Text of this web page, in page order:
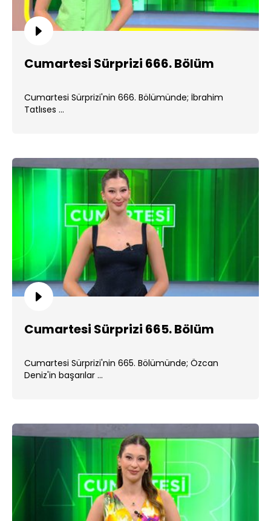
Cumartesi Sürprizi 666. Bölüm
Cumartesi Sürprizi'nin 666. Bölümünde; İbrahim
Tatlıses ...
Cumartesi Sürprizi 665. Bölüm
Cumartesi Sürprizi'nin 665. Bölümünde; Özcan
Deniz'in başarılar ...